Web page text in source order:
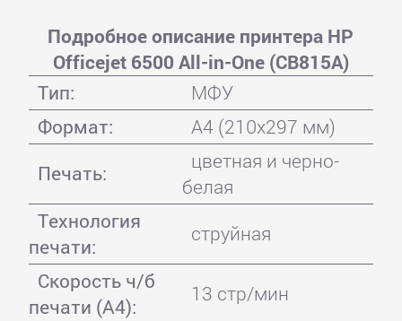
Подробное описание принтера HP
Officejet 6500 All-in-One (CB815A)
Тип:
МФУ
Формат:
A4 (210x297 мм)
Печать:
цветная и черно-
белая
Технология
печати:
струйная
Скорость ч/б
печати (А4):
13 стр/мин